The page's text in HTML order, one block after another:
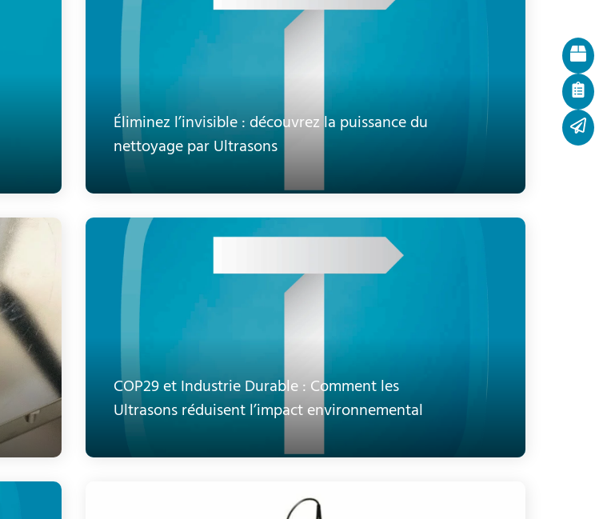
Éliminez l’invisible : découvrez la puissance du
nettoyage par Ultrasons
COP29 et Industrie Durable : Comment les
Ultrasons réduisent l’impact environnemental